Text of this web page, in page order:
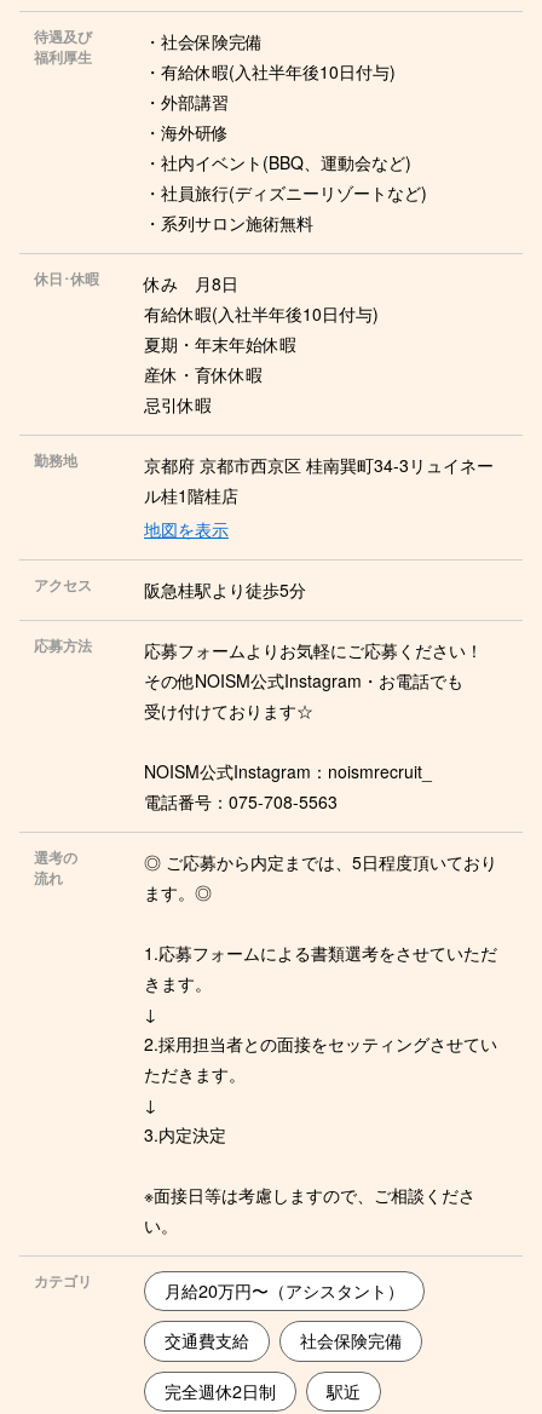
待遇及び
福利厚生
・社会保険完備
・有給休暇(入社半年後10日付与)
・外部講習
・海外研修
・社内イベント(BBQ、運動会など)
・社員旅行(ディズニーリゾートなど)
・系列サロン施術無料
休日･休暇
休み 月8日
有給休暇(入社半年後10日付与)
夏期・年末年始休暇
産休・育休休暇
忌引休暇
勤務地
京都府 京都市西京区 桂南巽町34-3リュイネー
ル桂1階桂店
地図を表示
アクセス 阪急桂駅より徒歩5分
応募方法
応募フォームよりお気軽にご応募ください！
その他NOISM公式Instagram・お電話でも
受け付けております☆
NOISM公式Instagram：noismrecruit_
電話番号：075-708-5563
選考の
流れ
◎ ご応募から内定までは、5日程度頂いており
ます。◎
1.応募フォームによる書類選考をさせていただ
きます。
↓
2.採用担当者との面接をセッティングさせてい
ただきます。
↓
3.内定決定
※面接日等は考慮しますので、ご相談くださ
い。
カテゴリ 月給20万円〜（アシスタント）
交通費支給 社会保険完備
完全週休2日制 駅近